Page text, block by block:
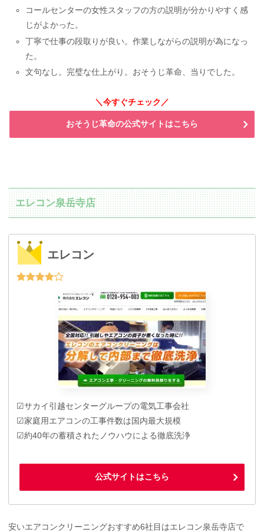
コールセンターの女性スタッフの方の説明が分かりやすく感
じがよかった。
丁寧で仕事の段取りが良い。作業しながらの説明が為になっ
た。
文句なし。完璧な仕上がり。おそうじ革命、当りでした。
＼今すぐチェック／
おそうじ革命の公式サイトはこちら
エレコン泉岳寺店
エレコン
☑サカイ引越センターグループの電気工事会社
☑家庭用エアコンの工事件数は国内最大規模
☑約40年の蓄積されたノウハウによる徹底洗浄
公式サイトはこちら
安いエアコンクリーニングおすすめ6社目はエレコン泉岳寺店で